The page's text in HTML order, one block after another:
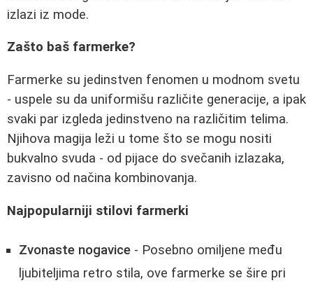
izlazi iz mode.
Zašto baš farmerke?
Farmerke su jedinstven fenomen u modnom svetu
- uspele su da uniformišu različite generacije, a ipak
svaki par izgleda jedinstveno na različitim telima.
Njihova magija leži u tome što se mogu nositi
bukvalno svuda - od pijace do svečanih izlazaka,
zavisno od načina kombinovanja.
Najpopularniji stilovi farmerki
Zvonaste nogavice - Posebno omiljene među
ljubiteljima retro stila, ove farmerke se šire pri